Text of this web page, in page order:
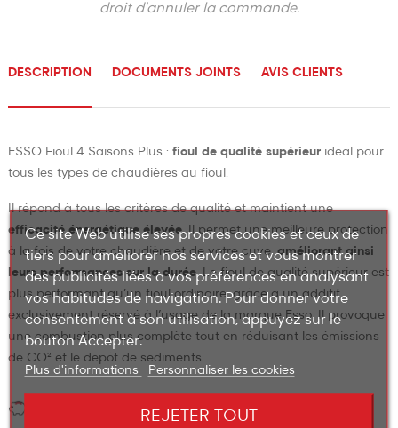
droit d'annuler la commande.
DESCRIPTION DOCUMENTS JOINTS AVIS CLIENTS
ESSO Fioul 4 Saisons Plus : fioul de qualité supérieur idéal pour
tous les types de chaudières au fioul.
Il répond à tous les critères de qualité et maintient une
efficacité énergétique élevée. Il permet une meilleure protection
à la fois de votre chaudière et de votre cuve,améliorant ainsi
leurs performances sur la durée. Le fioul de qualité supérieur est
plus performant qu’un fioul ordinaire, grâce à un additif
exclusivement réservé à l’usage de la marque Esso. Il provoque
une combustion plus complète tout en réduisant les émissions
de CO² et le dépôt de sédiments.
Ce site Web utilise ses propres cookies et ceux de
tiers pour améliorer nos services et vous montrer
des publicités liées à vos préférences en analysant
vos habitudes de navigation. Pour donner votre
consentement à son utilisation, appuyez sur le
bouton Accepter.
Plus d'informations Personnaliser les cookies
REJETER TOUT